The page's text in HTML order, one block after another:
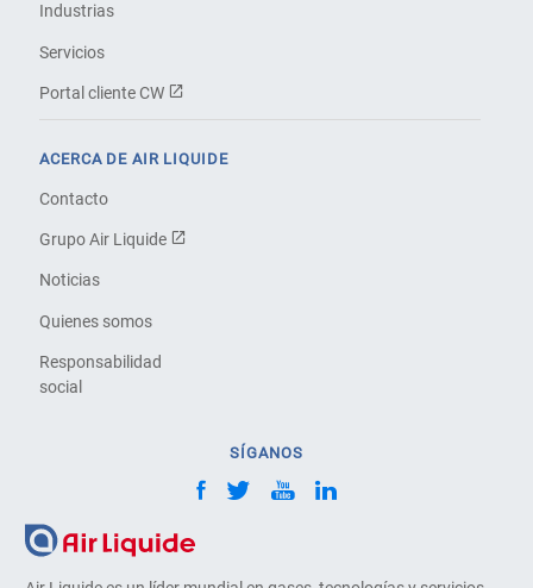
Industrias
Servicios
Portal cliente CW
ACERCA DE AIR LIQUIDE
Contacto
Grupo Air Liquide
Noticias
Quienes somos
Responsabilidad
social
SÍGANOS